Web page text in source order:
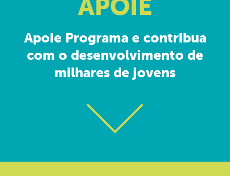
APOIE
Apoie Programa e contribua
com o desenvolvimento de
milhares de jovens